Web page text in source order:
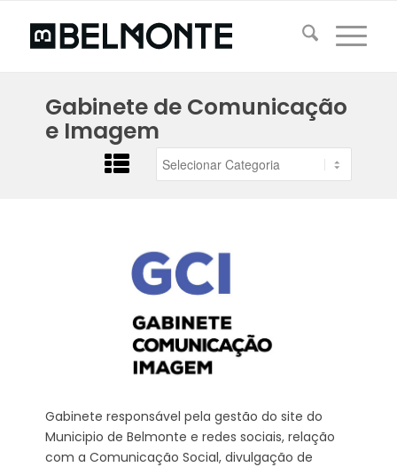
Gabinete de Comunicação
e Imagem
Gabinete responsável pela gestão do site do
Municipio de Belmonte e redes sociais, relação
com a Comunicação Social, divulgação de